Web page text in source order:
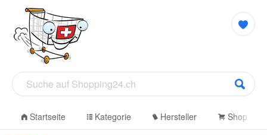
Startseite Kategorie Hersteller Shop